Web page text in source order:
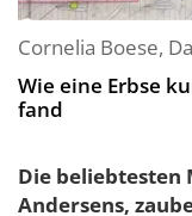
Cornelia Boese,
Wie eine Erbse
fand
Die beliebtesten
Andersens,